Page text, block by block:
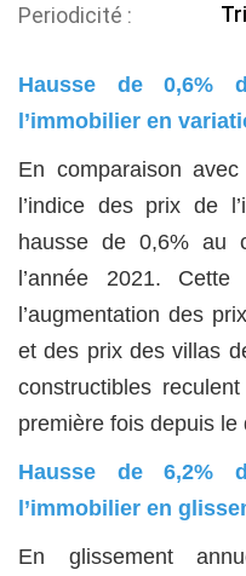
Periodicité
Hausse de 0,6%
l’immobilier en
En comparaison
l’indice des prix de
hausse de 0,6% au
l’année 2021.
l’augmentation des
et des prix des villas
constructibles
première fois depuis
Hausse de 6,2%
l’immobilier en
En glissement